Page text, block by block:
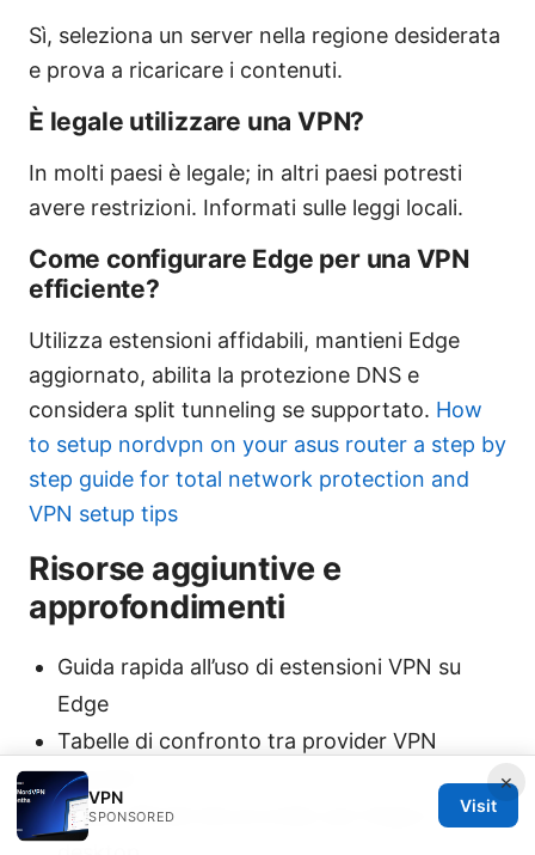
Sì, seleziona un server nella regione desiderata
e prova a ricaricare i contenuti.
È legale utilizzare una VPN?
In molti paesi è legale; in altri paesi potresti
avere restrizioni. Informati sulle leggi locali.
Come configurare Edge per una VPN
efficiente?
Utilizza estensioni affidabili, mantieni Edge
aggiornato, abilita la protezione DNS e
considera split tunneling se supportato. How
to setup nordvpn on your asus router a step by
step guide for total network protection and
VPN setup tips
Risorse aggiuntive e
approfondimenti
Guida rapida all’uso di estensioni VPN su
Edge
Tabelle di confronto tra provider VPN
popolari
Guide ufficiali dei provider per Edge e
×
VPN
SPONSORED
Visit